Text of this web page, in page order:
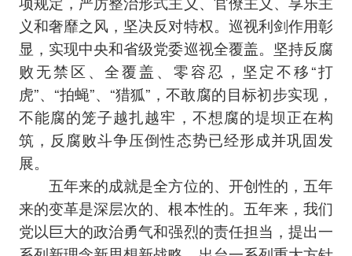
义和奢靡之风，坚决反对特权。巡视利剑作用彰
显，实现中央和省级党委巡视全覆盖。坚持反腐
败无禁区、全覆盖、零容忍，坚定不移“打
虎”、“拍蝇”、“猎狐”，不敢腐的目标初步实现，
不能腐的笼子越扎越牢，不想腐的堤坝正在构
筑，反腐败斗争压倒性态势已经形成并巩固发
展。
五年来的成就是全方位的、开创性的，五年
来的变革是深层次的、根本性的。五年来，我们
党以巨大的政治勇气和强烈的责任担当，提出一